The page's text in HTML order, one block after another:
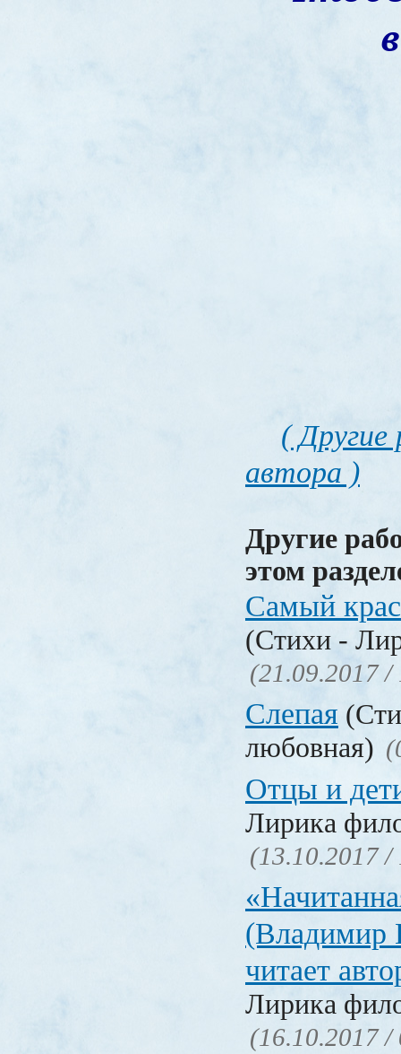
(
автора )
Другие
этом
Самый
(Стихи -
(21.09.2017 /
Слепая
любовная)
Отцы и
Лирика
(13.10.2017 /
(Владимир
читает
Лирика
(16.10.2017 /